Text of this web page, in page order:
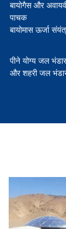
पीने योग्य जल
और शहरी जल
बायोगैस और
पाचक
बायोमास ऊर्जा
2024 में